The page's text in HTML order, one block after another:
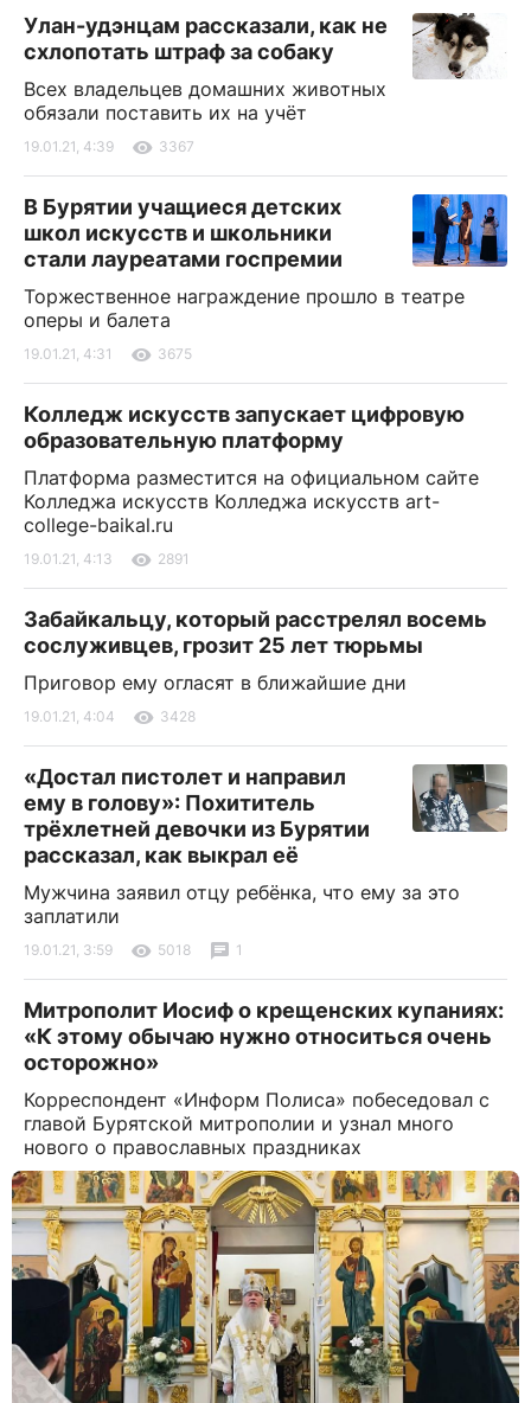
Улан-удэнцам рассказали, как не
схлопотать штраф за собаку
Всех владельцев домашних животных
обязали поставить их на учёт
19.01.21, 4:39 3367
В Бурятии учащиеся детских
школ искусств и школьники
стали лауреатами госпремии
Торжественное награждение прошло в театре
оперы и балета
19.01.21, 4:31 3675
Колледж искусств запускает цифровую
образовательную платформу
Платформа разместится на официальном сайте
Колледжа искусств Колледжа искусств art-
college-baikal.ru
19.01.21, 4:13 2891
Забайкальцу, который расстрелял восемь
сослуживцев, грозит 25 лет тюрьмы
Приговор ему огласят в ближайшие дни
19.01.21, 4:04 3428
«Достал пистолет и направил
ему в голову»: Похититель
трёхлетней девочки из Бурятии
рассказал, как выкрал её
Мужчина заявил отцу ребёнка, что ему за это
заплатили
19.01.21, 3:59 5018 1
Митрополит Иосиф о крещенских купаниях:
«К этому обычаю нужно относиться очень
осторожно»
Корреспондент «Информ Полиса» побеседовал с
главой Бурятской митрополии и узнал много
нового о православных праздниках